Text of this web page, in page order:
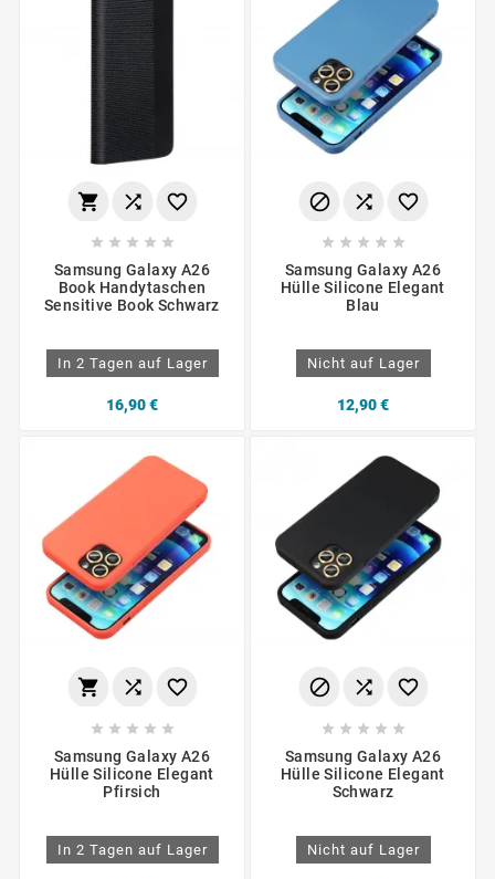
  
    
Samsung Galaxy A26
Book Handytaschen
Sensitive Book Schwarz
In 2 Tagen auf Lager
16,90 €
  
    
Samsung Galaxy A26
Hülle Silicone Elegant
Blau
Nicht auf Lager
12,90 €
  
    
Samsung Galaxy A26
Hülle Silicone Elegant
Pfirsich
In 2 Tagen auf Lager
  
    
Samsung Galaxy A26
Hülle Silicone Elegant
Schwarz
Nicht auf Lager